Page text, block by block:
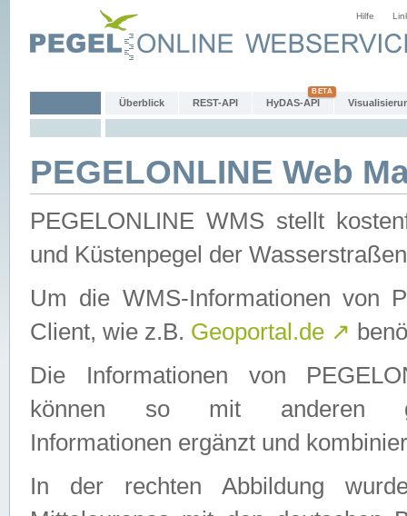
Hilfe
Überblick REST-API HyDAS-API
PEGELONLINE Web
PEGELONLINE WMS stellt
und Küstenpegel der
Um die WMS-Informationen von
Client, wie z.B. Geoportal.de ↗
Die Informationen von
können so mit anderen
Informationen ergänzt und
In der rechten Abbildung